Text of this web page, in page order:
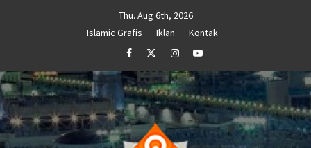
Thu. Aug 6th, 2026
Islamic Grafis
Iklan
Kontak
FacebookTwitterInstagramYoutube